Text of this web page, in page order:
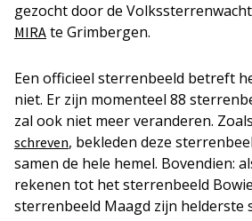
gezocht door de Volkssterrenwacht
MIRA te Grimbergen.
Een officieel sterrenbeeld betreft
niet. Er zijn momenteel 88
zal ook niet meer veranderen.
schreven, bekleden deze
samen de hele hemel. Bovendien:
rekenen tot het sterrenbeeld
sterrenbeeld Maagd zijn helderste